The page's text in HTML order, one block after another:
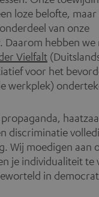
loze belofte, maar
van onze
Daarom hebben
Vielfalt
voor het
werkplek)
discriminatie
Wij moedigen aan
je individualiteit te
in